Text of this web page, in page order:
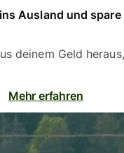
Ausland und
deinem Geld
Mehr erfahren